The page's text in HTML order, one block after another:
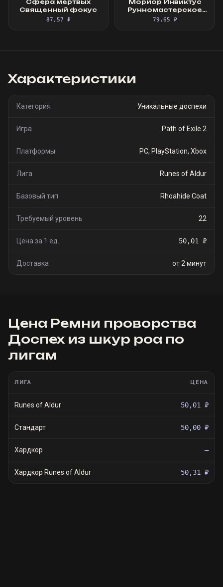
Сфера мёртвых
Священный фокус
87,57 ₽
Мориор Инвиктус
Рунномастерское
Великолепное
79,65 ₽
Характеристики
Категория Уникальные доспехи
Игра Path of Exile 2
Платформы PC, PlayStation, Xbox
Лига Runes of Aldur
Базовый тип Rhoahide Coat
Требуемый уровень 22
Цена за 1 ед. 50,01 ₽
Доставка от 2 минут
Цена Ремни проворства
Доспех из шкур роа по
лигам
ЛИГА ЦЕНА
Runes of Aldur 50,01 ₽
Стандарт 50,00 ₽
Хардкор —
Хардкор Runes of Aldur 50,31 ₽